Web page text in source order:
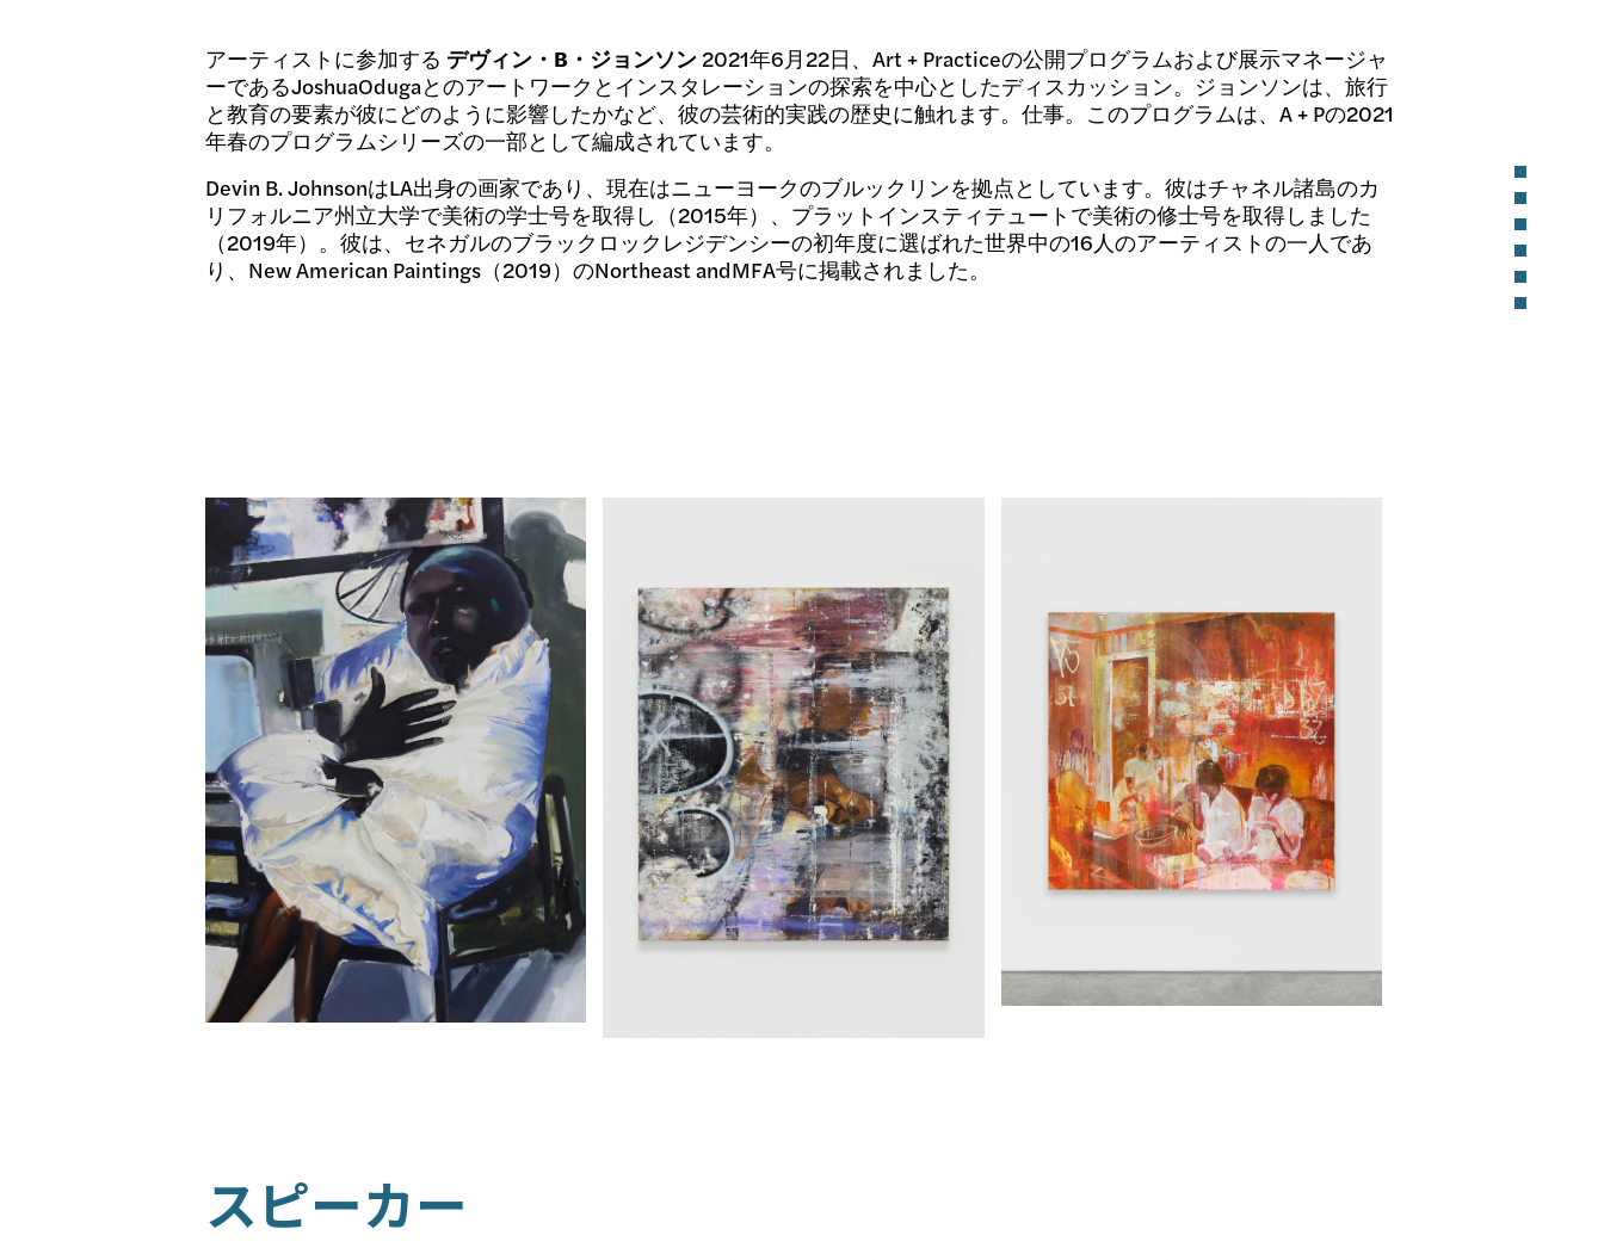
アーティストに参加する デヴィン・B・ジョンソン2021年6月22日、Art + Practiceの公開プログラムおよび展示マネージャ
ーであるJoshuaOdugaとのアートワークとインスタレーションの探索を中心としたディスカッション。ジョンソンは、旅行
と教育の要素が彼にどのように影響したかなど、彼の芸術的実践の歴史に触れます。仕事。このプログラムは、A + Pの2021
年春のプログラムシリーズの一部として編成されています。
Devin B. JohnsonはLA出身の画家であり、現在はニューヨークのブルックリンを拠点としています。彼はチャネル諸島のカ
リフォルニア州立大学で美術の学士号を取得し（2015年）、プラットインスティテュートで美術の修士号を取得しました
（2019年）。彼は、セネガルのブラックロックレジデンシーの初年度に選ばれた世界中の16人のアーティストの一人であ
り、New American Paintings（2019）のNortheast andMFA号に掲載されました。
スピーカー